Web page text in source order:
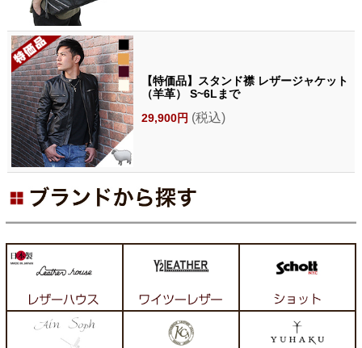
【特価品】スタンド襟 レザージャケット
（羊革） S~6Lまで
29,900円 (税込)